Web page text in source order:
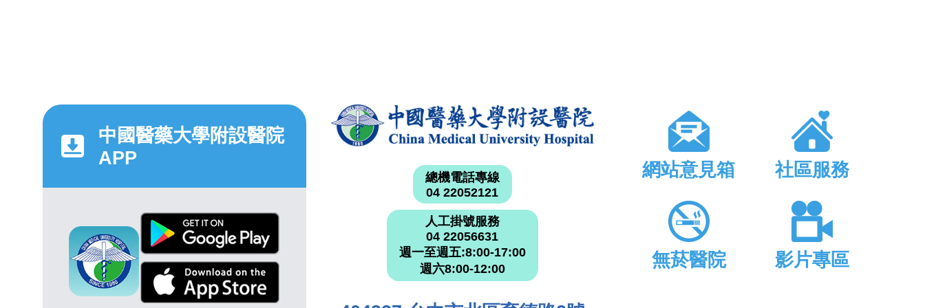
中國醫藥大學附設醫院
APP
總機電話專線
04 22052121
人工掛號服務
04 22056631
週一至週五:8:00-17:00
週六8:00-12:00
網站意見箱 社區服務
無菸醫院 影片專區